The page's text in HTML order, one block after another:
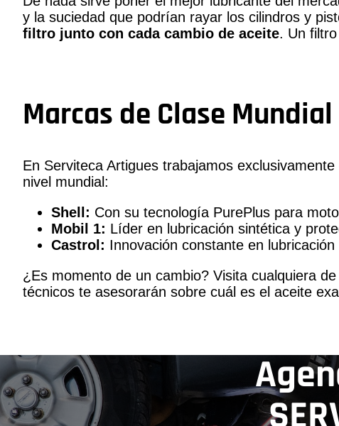
y la suciedad que podrían rayar los cilindros y
filtro junto con cada cambio de aceite. Un
Marcas de Clase
En Serviteca Artigues trabajamos
nivel mundial:
Shell: Con su tecnología PurePlus para
Mobil 1: Líder en lubricación sintética y
Castrol: Innovación constante en
¿Es momento de un cambio? Visita cualquiera
técnicos te asesorarán sobre cuál es el aceite